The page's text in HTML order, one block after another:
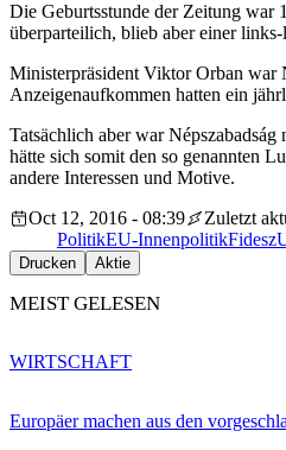
Die Geburtsstunde der Zeitung war
überparteilich, blieb aber einer
Ministerpräsident Viktor Orban war
Anzeigenaufkommen hatten ein
Tatsächlich aber war
hätte sich somit den so genannten
andere Interessen und Motive.
Oct 12, 2016 - 08:39
Zuletzt
PolitikEU-InnenpolitikFidesz
Drucken Aktie
MEIST GELESEN
Europäer machen aus den
WIRTSCHAFT